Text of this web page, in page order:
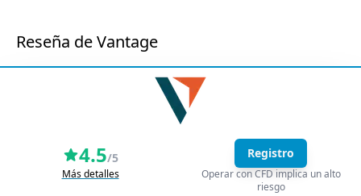
Reseña de Vantage
4.5/5
Más detalles
Registro
Operar con CFD implica un alto
riesgo